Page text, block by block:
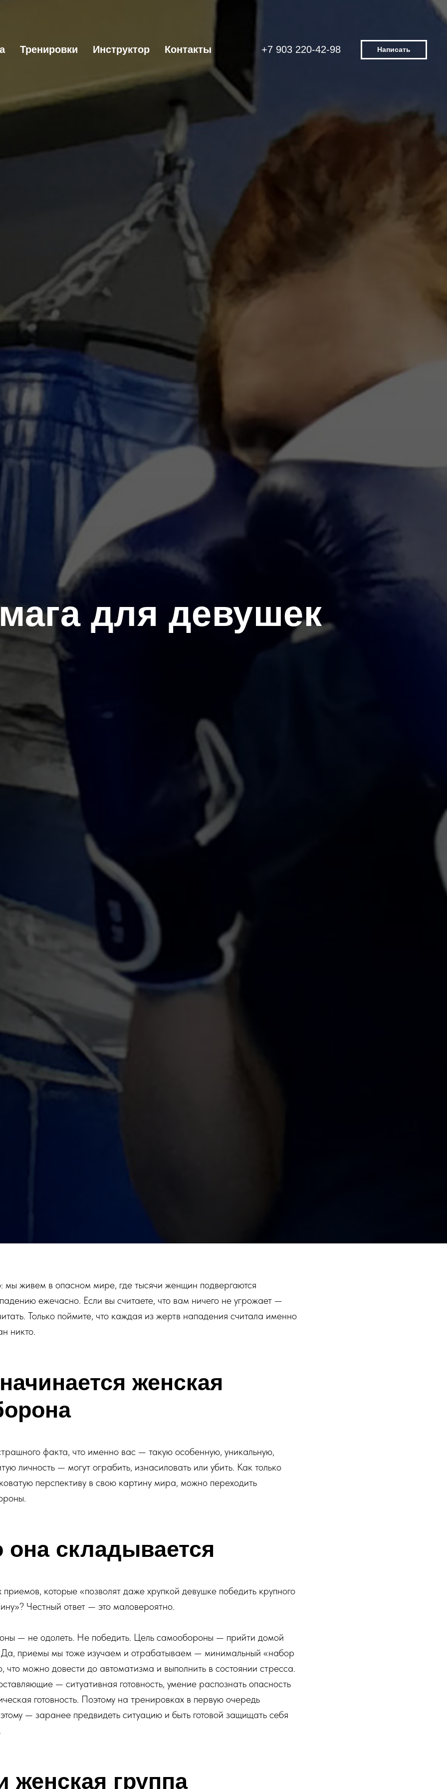
Тренировки Инструктор Контакты +7 903 220-42-98 Написать
для девушек
мы живем в опасном мире, где тысячи женщин подвергаются
ежечасно. Если вы считаете, что вам ничего не угрожает —
Только поймите, что каждая из жертв нападения считала именно
никто.
женская
факта, что именно вас — такую особенную, уникальную,
личность — могут ограбить, изнасиловать или убить. Как только
перспективу в свою картину мира, можно переходить
она складывается
которые «позволят даже хрупкой девушке победить крупного
Честный ответ — это маловероятно.
— не одолеть. Не победить. Цель самообороны — прийти домой
приемы мы тоже изучаем и отрабатываем — минимальный «набор
что можно довести до автоматизма и выполнить в состоянии стресса.
— ситуативная готовность, умение распознать опасность
готовность. Поэтому на тренировках в первую очередь
— заранее предвидеть ситуацию и быть готовой защищать себя
женская группа